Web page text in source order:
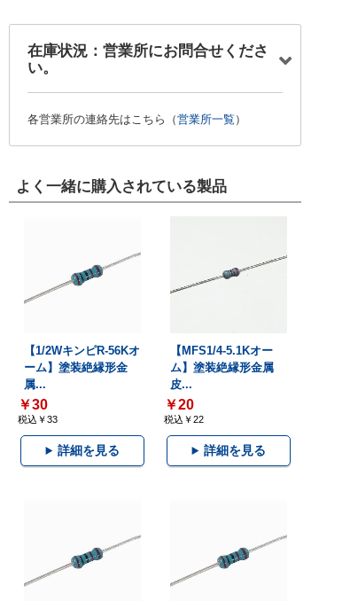
在庫状況：営業所にお問合せくださ
い。
各営業所の連絡先はこちら（営業所一覧 ）
よく一緒に購入されている製品
【1/2WキンピR-56Kオ
ーム】塗装絶縁形金
属...
￥30
税込￥33
詳細を見る
【MFS1/4-5.1Kオー
ム】塗装絶縁形金属
皮...
￥20
税込￥22
詳細を見る